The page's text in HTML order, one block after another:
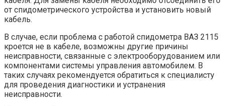
от спидометрического устройства и установить новый
кабель.
В случае, если проблема с работой спидометра ВАЗ 2115
кроется не в кабеле, возможны другие причины
неисправности, связанные с электрооборудованием или
компонентами системы управления автомобилем. В
таких случаях рекомендуется обратиться к специалисту
для проведения диагностики и устранения
неисправности.